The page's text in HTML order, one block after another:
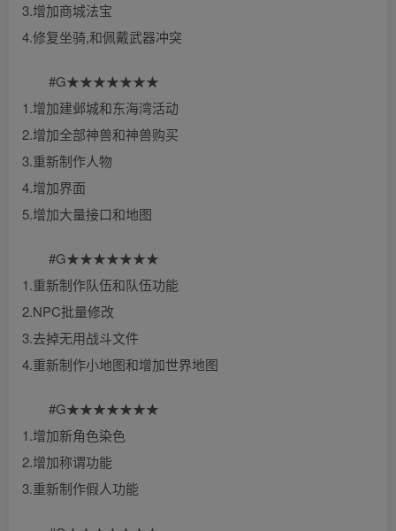
3.增加商城法宝
4.修复坐骑,和佩戴武器冲突
#G★★★★★★★
1.增加建邺城和东海湾活动
2.增加全部神兽和神兽购买
3.重新制作人物
4.增加界面
5.增加大量接口和地图
#G★★★★★★★
1.重新制作队伍和队伍功能
2.NPC批量修改
3.去掉无用战斗文件
4.重新制作小地图和增加世界地图
#G★★★★★★★
1.增加新角色染色
2.增加称谓功能
3.重新制作假人功能